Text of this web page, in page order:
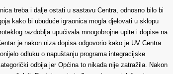
treba i dalje ostati u sastavu Centra, odnosno bilo bi
kako bi ubuduće igraonica mogla djelovati u sklopu
razdoblja upućivala mnogobrojne upite i dopise na
je nakon niza dopisa odgovorio kako je UV Centra
odluku o napuštanju programa integracijske
odbija jer Općina to nikada nije zatražila. Nakon